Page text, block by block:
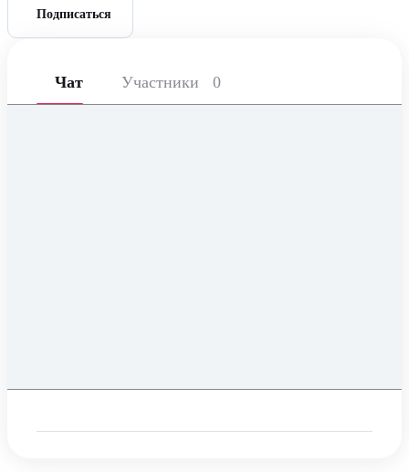
Подписаться
Чат Участники 0